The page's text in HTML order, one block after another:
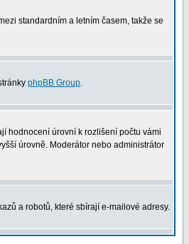
standardním a letním časem, takže se
phpBB Group.
hodnocení úrovní k rozlišení počtu vámi
úrovně. Moderátor nebo administrátor
a robotů, které sbírají e-mailové adresy.